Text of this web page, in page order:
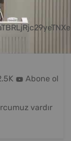
Abone ol
vardır